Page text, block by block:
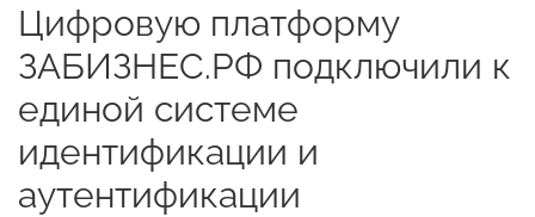
Цифровую платформу
ЗАБИЗНЕС.РФ подключили к
единой системе
идентификации и
аутентификации